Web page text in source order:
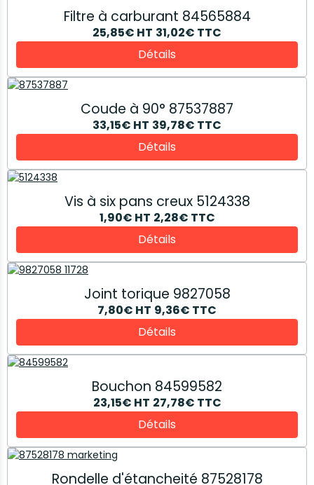
Filtre à carburant 84565884
25,85€ HT 31,02€ TTC
Détails
Coude à 90° 87537887
33,15€ HT 39,78€ TTC
Détails
Vis à six pans creux 5124338
1,90€ HT 2,28€ TTC
Détails
Joint torique 9827058
7,80€ HT 9,36€ TTC
Détails
Bouchon 84599582
23,15€ HT 27,78€ TTC
Détails
Rondelle d'étancheité 87528178